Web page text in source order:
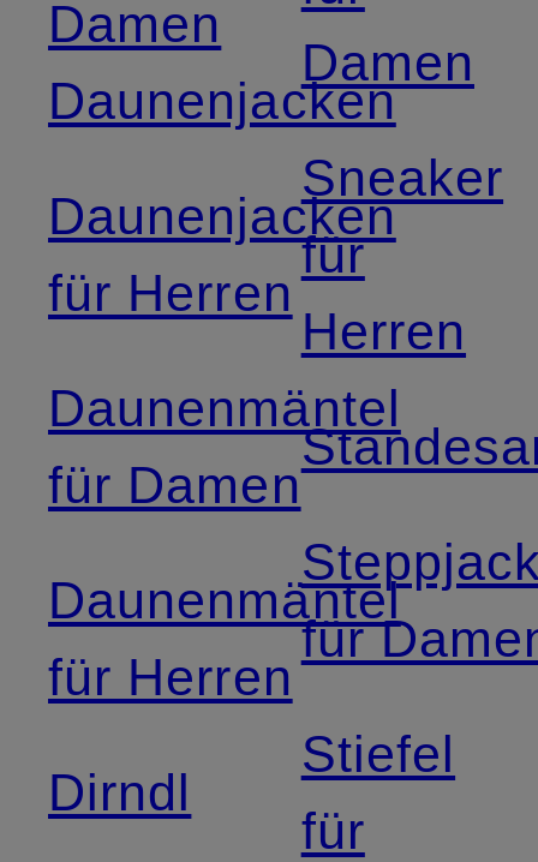
Damen
Daunenjacken
Daunenjacken
für Herren
Daunenmäntel
für Damen
Daunenmäntel
für Herren
Dirndl
Damen
Sneaker
für
Herren
für
Stiefel
für